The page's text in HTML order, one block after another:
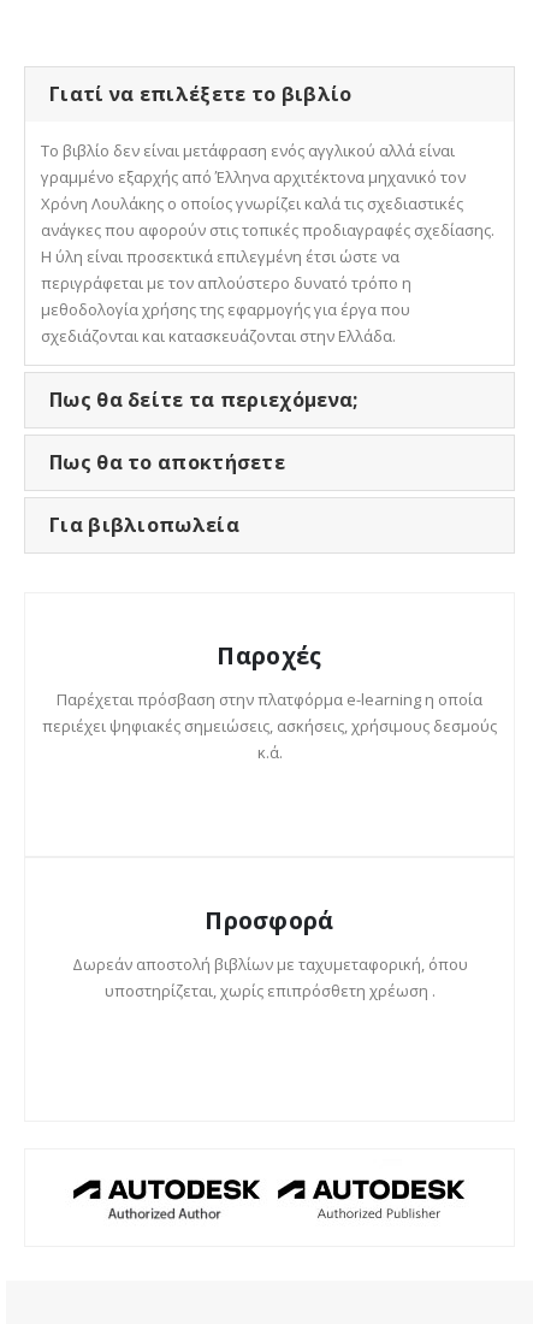
Γιατί να επιλέξετε το βιβλίο
Το βιβλίο δεν είναι μετάφραση ενός αγγλικού αλλά είναι
γραμμένο εξαρχής από Έλληνα αρχιτέκτονα μηχανικό τον
Χρόνη Λουλάκης ο οποίος γνωρίζει καλά τις σχεδιαστικές
ανάγκες που αφορούν στις τοπικές προδιαγραφές σχεδίασης.
Η ύλη είναι προσεκτικά επιλεγμένη έτσι ώστε να
περιγράφεται με τον απλούστερο δυνατό τρόπο η
μεθοδολογία χρήσης της εφαρμογής για έργα που
σχεδιάζονται και κατασκευάζονται στην Ελλάδα.
Πως θα δείτε τα περιεχόμενα;
Πως θα το αποκτήσετε
Για βιβλιοπωλεία
Παροχές
Παρέχεται πρόσβαση στην πλατφόρμα e-learning η οποία
περιέχει ψηφιακές σημειώσεις, ασκήσεις, χρήσιμους δεσμούς
κ.ά.
Προσφορά
Δωρεάν αποστολή βιβλίων με ταχυμεταφορική, όπου
υποστηρίζεται, χωρίς επιπρόσθετη χρέωση .